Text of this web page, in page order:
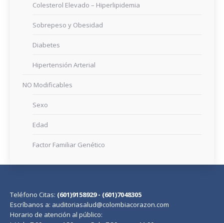
Colesterol Elevado – Hiperlipidemia
Sobrepeso y Obesidad
Diabetes
Hipertensión Arterial
NO Modificables
Sexo
Edad
Factor Familiar Genético
Teléfono Citas: (601)9158929 - (601)7048305
Escríbanos a: auditoriasalud@colombiacorazon.com
Horario de atención al público: